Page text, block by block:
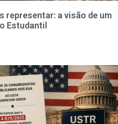
representar: a visão de um
Estudantil